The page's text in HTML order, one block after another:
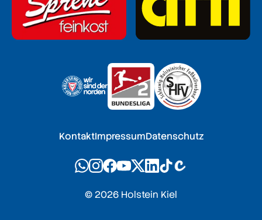
© 2026 Holstein Kiel
KontaktImpressumDatenschutz